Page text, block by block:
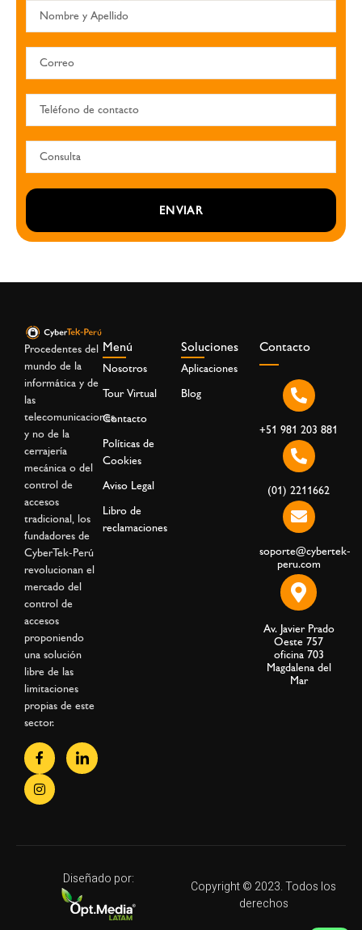
ENVIAR
Procedentes del
mundo de la
informática y de
las
telecomunicaciones,
y no de la
cerrajería
mecánica o del
control de
accesos
tradicional, los
fundadores de
CyberTek-Perú
revolucionan el
mercado del
control de
accesos
proponiendo
una solución
libre de las
limitaciones
propias de este
sector.
Menú
Nosotros
Tour Virtual
Contacto
Políticas de
Cookies
Aviso Legal
Libro de
reclamaciones
Soluciones
Aplicaciones
Blog
Contacto
+51 981 203 881
(01) 2211662
soporte@cybertek-
peru.com
Av. Javier Prado
Oeste 757
oficina 703
Magdalena del
Mar
Diseñado por:
Copyright © 2023. Todos los
derechos